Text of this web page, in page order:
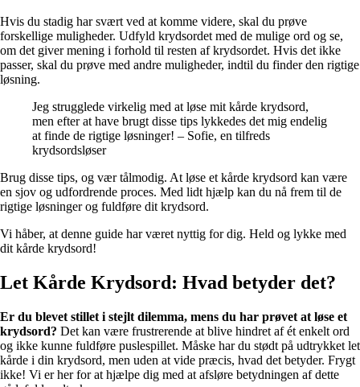
Hvis du stadig har svært ved at komme videre, skal du prøve
forskellige muligheder. Udfyld krydsordet med de mulige ord og se,
om det giver mening i forhold til resten af krydsordet. Hvis det ikke
passer, skal du prøve med andre muligheder, indtil du finder den rigtige
løsning.
Jeg strugglede virkelig med at løse mit kårde krydsord,
men efter at have brugt disse tips lykkedes det mig endelig
at finde de rigtige løsninger! – Sofie, en tilfreds
krydsordsløser
Brug disse tips, og vær tålmodig. At løse et kårde krydsord kan være
en sjov og udfordrende proces. Med lidt hjælp kan du nå frem til de
rigtige løsninger og fuldføre dit krydsord.
Vi håber, at denne guide har været nyttig for dig. Held og lykke med
dit kårde krydsord!
Let Kårde Krydsord: Hvad betyder det?
Er du blevet stillet i stejlt dilemma, mens du har prøvet at løse et
krydsord? Det kan være frustrerende at blive hindret af ét enkelt ord
og ikke kunne fuldføre puslespillet. Måske har du stødt på udtrykket let
kårde i din krydsord, men uden at vide præcis, hvad det betyder. Frygt
ikke! Vi er her for at hjælpe dig med at afsløre betydningen af dette